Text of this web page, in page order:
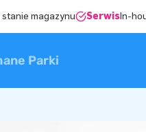
stanie magazynu SerwisIn-
Parki